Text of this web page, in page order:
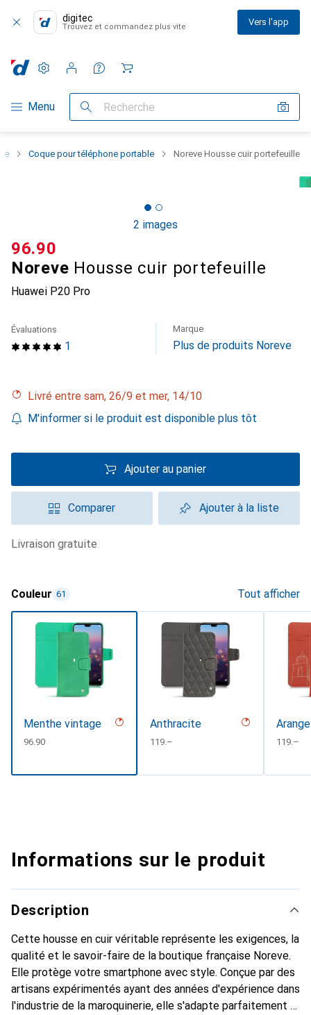
digitec
Trouvez et commandez plus vite Vers l'app
Navigation par catégorie
Menu Recherche
Paramètres
Compte client
Listes de comparaison
Listes d'envies
Panier
Coque pour téléphone portable Noreve Housse cuir portefeuille
2 images
Noreve Housse cuir portefeuille
Huawei P20 Pro
CHF
96.90
1
Évaluations Marque
Plus de produits Noreve
Livré entre sam, 26/9 et mer, 14/10
M'informer si le produit est disponible plus tôt
Ajouter au panier
Comparer Ajouter à la liste
livraison gratuite
Couleur 61 Tout afficher
Menthe vintage
CHF
96.90
Anthracite
CHF
119.– CHF
119.–
Informations sur le produit
Description
Cette housse en cuir véritable représente les exigences, la
qualité et le savoir-faire de la boutique française Noreve.
Elle protège votre smartphone avec style. Conçue par des
artisans expérimentés ayant des années d'expérience dans
l'industrie de la maroquinerie, elle s'adapte parfaitement à